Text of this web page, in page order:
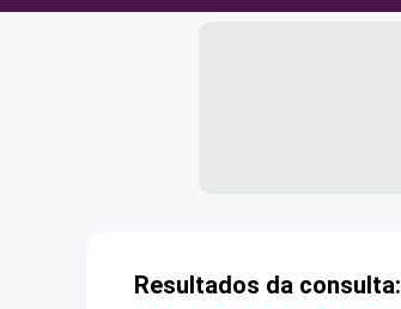
Resultados da consulta: